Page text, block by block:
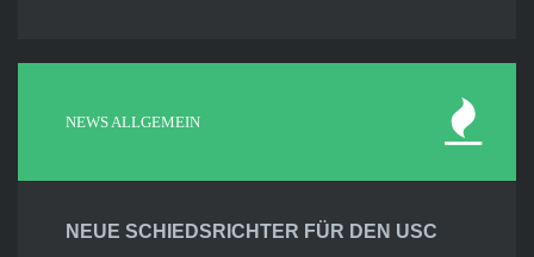
NEWS ALLGEMEIN
NEUE SCHIEDSRICHTER FÜR DEN USC